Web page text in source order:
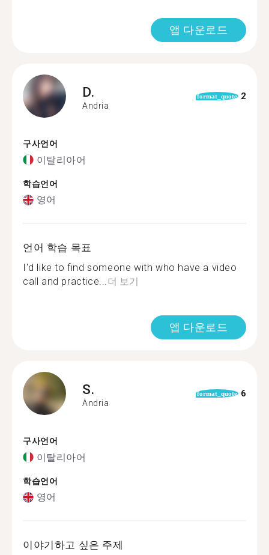
앱 다운로드
D.
Andria
format_quote 2
구사언어
이탈리아어
학습언어
영어
언어 학습 목표
I'd like to find someone with who have a video
call and practice...더 보기
앱 다운로드
S.
Andria
format_quote 6
구사언어
이탈리아어
학습언어
영어
이야기하고 싶은 주제